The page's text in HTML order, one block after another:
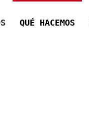
QUÉ HACEMOS